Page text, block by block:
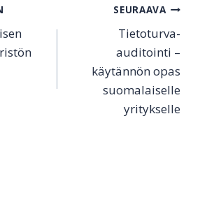
SEURAAVA
Tietoturva-
auditointi –
käytännön opas
suomalaiselle
yritykselle